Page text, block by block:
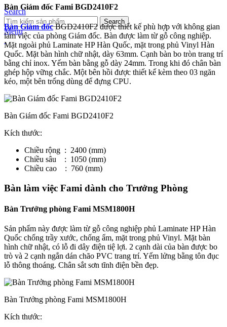
Search
Search
Menu
Bàn Giám đốc Fami BGD2410F2
Bàn Giám đốcBGD2410F2 được thiết kế phù hợp với không gian
làm việc của phòng Giám đốc. Bàn được làm từ gỗ công nghiệp.
Mặt ngoài phủ Laminate HP Hàn Quốc, mặt trong phủ Vinyl Hàn
Quốc. Mặt bàn hình chữ nhật, dày 63mm. Cạnh bàn bo tròn trang trí
bằng chỉ inox. Yếm bàn bằng gỗ dày 24mm. Trong khi đó chân bàn
ghép hộp vững chắc. Một bên hồi được thiết kế kèm theo 03 ngăn
kéo, một bên trống dùng để đựng CPU.
Bàn Giám đốc Fami BGD2410F2
Kích thước:
Chiều rộng : 2400 (mm)
Chiều sâu : 1050 (mm)
Chiều cao : 760 (mm)
Bàn làm việc Fami dành cho Trưởng Phòng
Bàn Trưởng phòng Fami MSM1800H
Sản phẩm này được làm từ gỗ công nghiệp phủ Laminate HP Hàn
Quốc chống trầy xước, chống ẩm, mặt trong phủ Vinyl. Mặt bàn
hình chữ nhật, có lỗ đi dây điện tiệ lợi. 2 cạnh dài của bàn được bo
trò và 2 cạnh ngắn dán chão PVC trang trí. Yếm lửng bằng tôn đục
lỗ thông thoáng. Chân sắt sơn tĩnh điện bền đẹp.
Bàn Trưởng phòng Fami MSM1800H
Kích thước: